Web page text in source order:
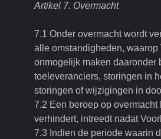
Artikel 7. Overmacht
7.1 Onder overmacht wordt
alle omstandigheden,
onmogelijk maken daaronder
toeleveranciers, storingen in
storingen of wijzigingen in
7.2 Een beroep op
verhindert, intreedt nadat
7.3 Indien de periode waarin